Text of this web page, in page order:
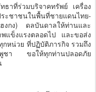
าที่ร่วมบริจาคทรัพย์ เครื่อง
ะชาชนในพื้นที่ชายแดนไทย-
กง) ดลบันดาลให้ท่านและ
แข็งแรงตลอดไป และขอส่ง
กหน่วย ที่ปฏิบัติภารกิจ รวมถึง
พูชา ขอให้ทุกท่านปลอดภัย